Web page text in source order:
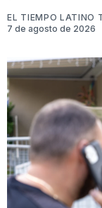
EL TIEMPO LATINO
7 de agosto de 2026